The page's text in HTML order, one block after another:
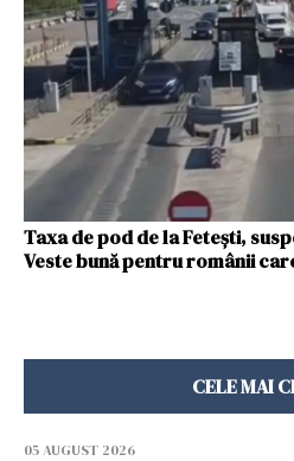
Taxa de pod de la Feteşti,
Veste bună pentru românii
CELE MAI
05 AUGUST 2026